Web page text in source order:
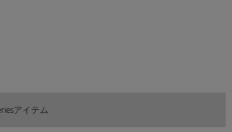
アイテム